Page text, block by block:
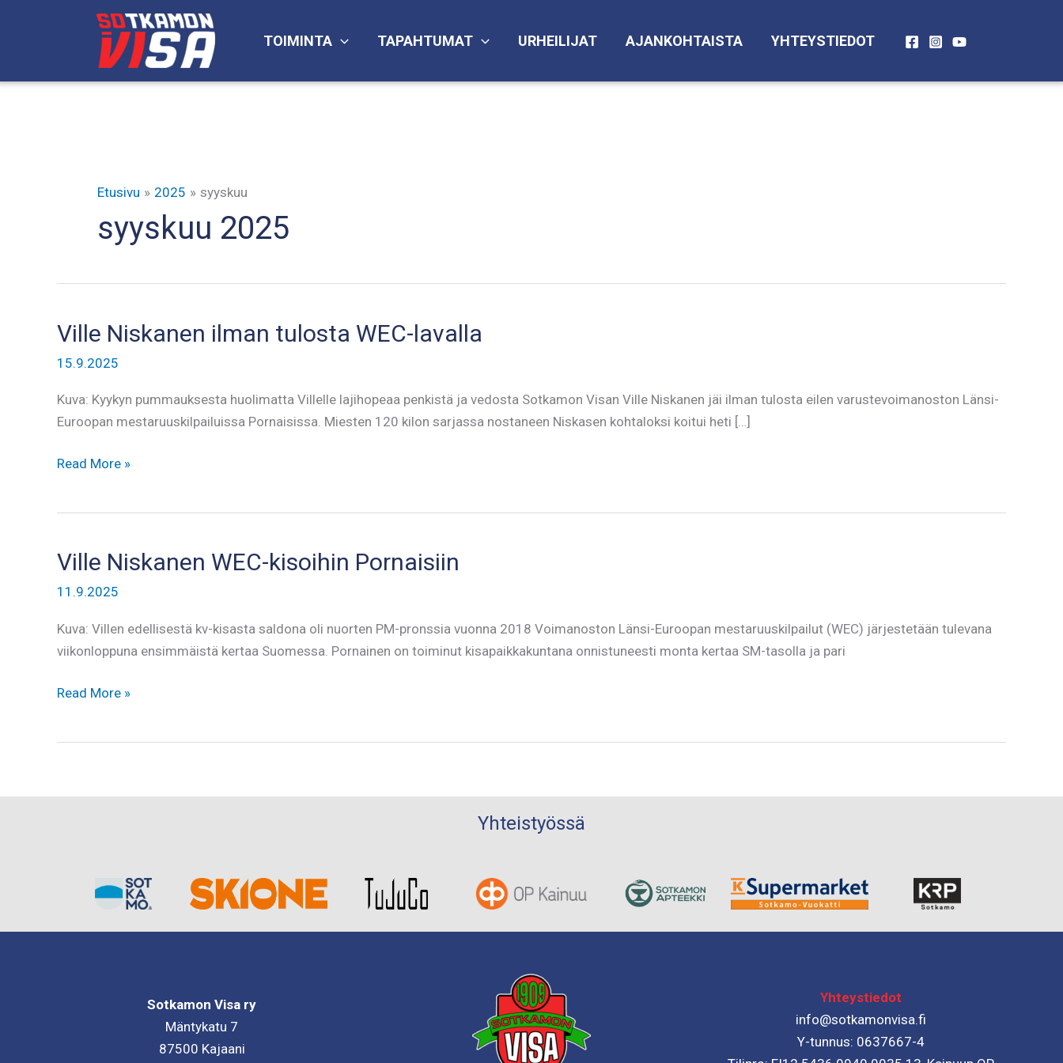
TOIMINTA TAPAHTUMAT URHEILIJAT AJANKOHTAISTA YHTEYSTIEDOT
Etusivu 2025 syyskuu
syyskuu 2025
Ville Niskanen ilman tulosta WEC-lavalla
15.9.2025
Kuva: Kyykyn pummauksesta huolimatta Villelle lajihopeaa penkistä ja vedosta Sotkamon Visan Ville Niskanen jäi ilman tulosta eilen varustevoimanoston Länsi-
Euroopan mestaruuskilpailuissa Pornaisissa. Miesten 120 kilon sarjassa nostaneen Niskasen kohtaloksi koitui heti […]
Ville
WEC-
lavalla
Read More »
Ville Niskanen WEC-kisoihin Pornaisiin
11.9.2025
Kuva: Villen edellisestä kv-kisasta saldona oli nuorten PM-pronssia vuonna 2018 Voimanoston Länsi-Euroopan mestaruuskilpailut (WEC) järjestetään tulevana
viikonloppuna ensimmäistä kertaa Suomessa. Pornainen on toiminut kisapaikkakuntana onnistuneesti monta kertaa SM-tasolla ja pari
Ville
Read More »
Yhteistyössä
Sotkamon Visa ry
Mäntykatu 7
87500 Kajaani
Yhteystiedot
info@sotkamonvisa.fi
Y-tunnus: 0637667-4